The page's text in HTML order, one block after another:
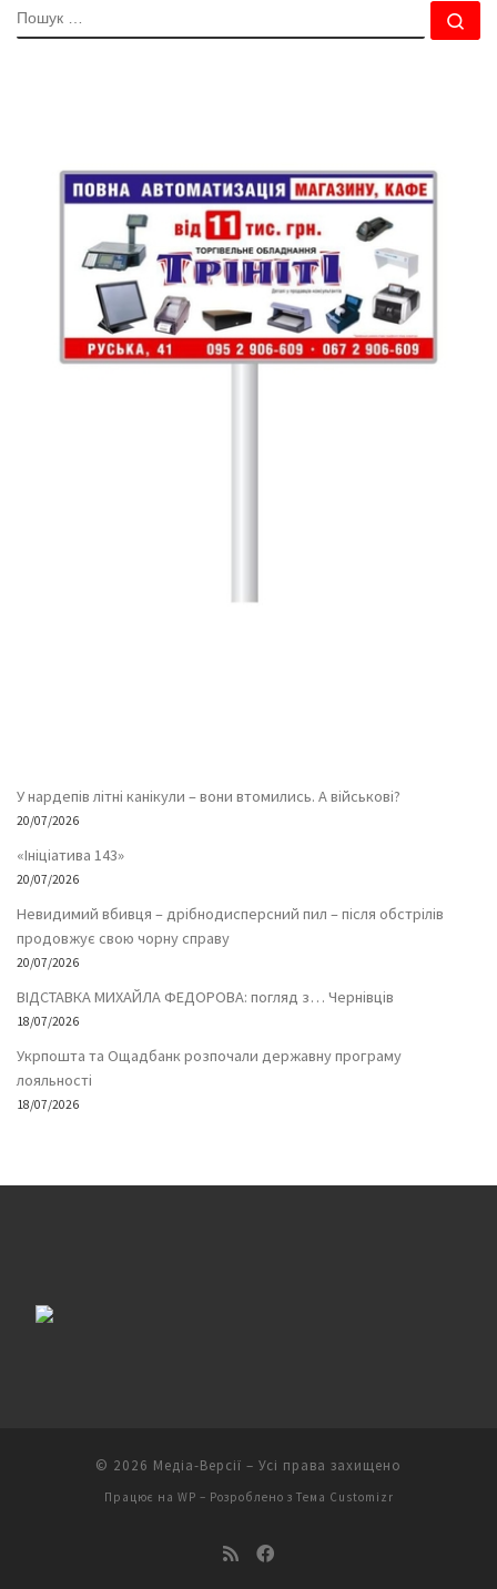
ПОШУК
У нардепів літні канікули – вони втомились. А військові?
20/07/2026
«Ініціатива 143»
20/07/2026
Невидимий вбивця – дрібнодисперсний пил – після обстрілів
продовжує свою чорну справу
20/07/2026
ВІДСТАВКА МИХАЙЛА ФЕДОРОВА: погляд з… Чернівців
18/07/2026
Укрпошта та Ощадбанк розпочали державну програму
лояльності
18/07/2026
© 2026 Медіа-Версії – Усі права захищено
Працює на WP – Розроблено з Тема Customizr